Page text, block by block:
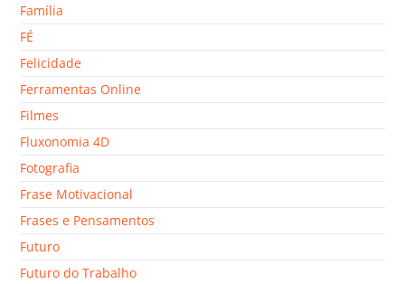
Família
FÉ
Felicidade
Ferramentas Online
Filmes
Fluxonomia 4D
Fotografia
Frase Motivacional
Frases e Pensamentos
Futuro
Futuro do Trabalho